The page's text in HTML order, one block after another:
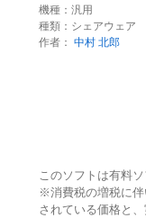
機種：汎用
種類：シェアウェア
作者： 中村 北郎
このソフトは有料ソ
※消費税の増税に
されている価格と